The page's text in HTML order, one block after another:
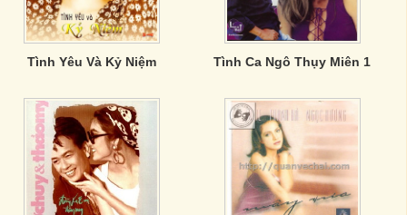
Tình Yêu Và Kỷ Niệm Tình Ca Ngô Thụy Miên 1